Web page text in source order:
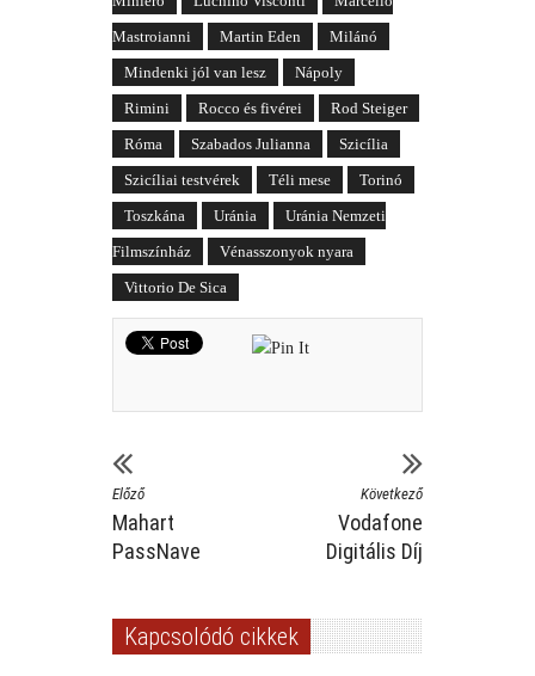
Mastroianni
Martin Eden
Milánó
Mindenki jól van lesz
Nápoly
Rimini
Rocco és fivérei
Rod Steiger
Róma
Szabados Julianna
Szicília
Szicíliai testvérek
Téli mese
Torinó
Toszkána
Uránia
Uránia Nemzeti
Filmszínház
Vénasszonyok nyara
Vittorio De Sica
Előző
Mahart
PassNave
Következő
Vodafone
Digitális Díj
Kapcsolódó cikkek